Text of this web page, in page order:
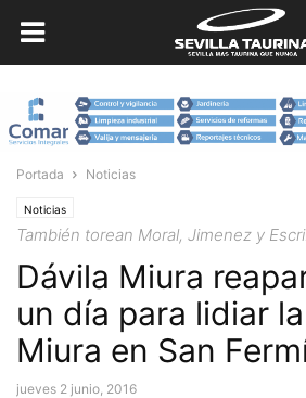
Portada Noticias
Noticias
También torean Moral, Jimenez y
Dávila Miura
un día para lidiar
Miura en San
jueves 2 junio, 2016